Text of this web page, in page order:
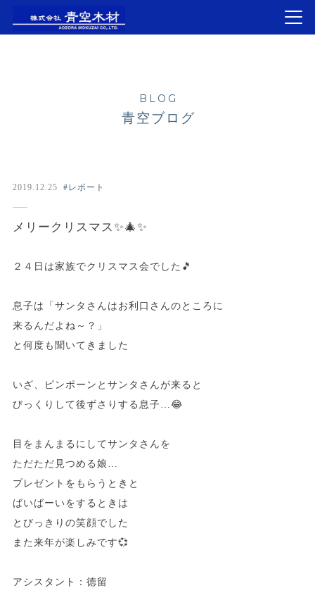
BLOG
青空ブログ
2019.12.25 #レポート
メリークリスマス✨🎄✨
２４日は家族でクリスマス会でした🎵
息子は「サンタさんはお利口さんのところに
来るんだよね～？」
と何度も聞いてきました
いざ、ピンポーンとサンタさんが来ると
びっくりして後ずさりする息子…😂
目をまんまるにしてサンタさんを
ただただ見つめる娘…
プレゼントをもらうときと
ばいばーいをするときは
とびっきりの笑顔でした
また来年が楽しみです💞
アシスタント：徳留